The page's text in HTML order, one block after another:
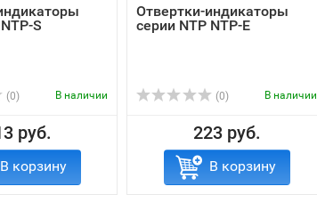
S
(0) В наличии
руб.
В корзину
Отвертки-индикаторы
серии NTP NTP-E
(0) В наличии
223 руб.
В корзину